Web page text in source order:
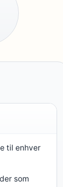
til enhver
som